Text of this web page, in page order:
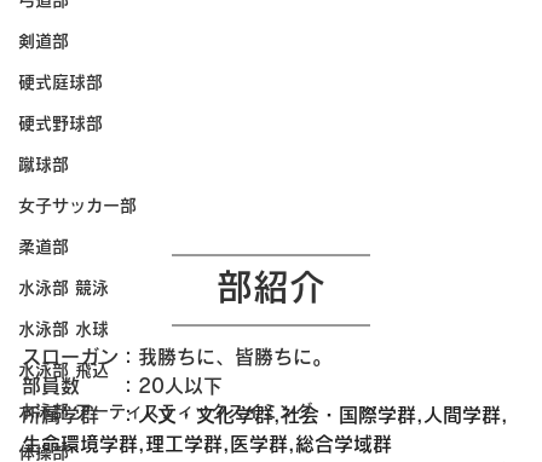
剣道部
硬式庭球部
硬式野球部
蹴球部
女子サッカー部
柔道部
水泳部 競泳
水泳部 水球
水泳部 飛込
水泳部 アーティスティックスイミング
体操部
部紹介
スローガン：我勝ちに、皆勝ちに。
部員数　　：20人以下
所属学群　：人文・文化学群,社会・国際学群,人間学群,
生命環境学群,理工学群,医学群,総合学域群